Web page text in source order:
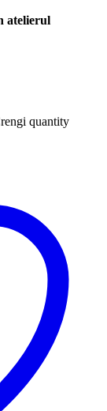
atelierul
quantity